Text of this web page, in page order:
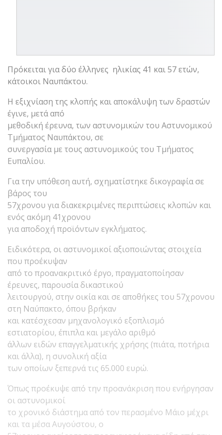
Πρόκειται για δύο έλληνες ηλικίας 41 και 57 ετών,
κάτοικοι Ναυπάκτου.
Η εξιχνίαση της κλοπής και αποκάλυψη των δραστών
έγινε, μετά από
μεθοδική έρευνα, των αστυνομικών του Αστυνομικού
Τμήματος Ναυπάκτου, σε
συνεργασία με τους αστυνομικούς του Τμήματος
Ευπαλίου.
Για την υπόθεση αυτή, σχηματίστηκε δικογραφία σε
βάρος του
57χρονου για διακεκριμένες περιπτώσεις κλοπών και
ενός ακόμη 41χρονου
για αποδοχή προϊόντων εγκλήματος.
Ειδικότερα, οι αστυνομικοί αξιοποιώντας στοιχεία
που προέκυψαν
από το προανακριτικό έργο, πραγματοποίησαν
έρευνες, παρουσία δικαστικού
λειτουργού, στην οικία και σε αποθήκες του 57χρονου
στη Ναύπακτο, όπου βρήκαν
και κατέσχεσαν μηχανολογικό εξοπλισμό
εστιατορίου, έπιπλα και μεγάλο αριθμό
άλλων ειδών επαγγελματικής χρήσης (πιάτα, ποτήρια
και άλλα), η συνολική αξία
των οποίων ξεπερνά τις 65.000 ευρώ.
Όπως προέκυψε από την προανάκριση που ενήργησαν
οι αστυνομικοί
το χρονικό διάστημα από τον περασμένο Μάιο μέχρι
και τα μέσα Αυγούστου, ο